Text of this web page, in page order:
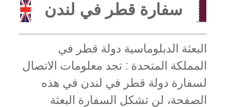
سفارة قطر في لندن
البعثة الدبلوماسية دولة قطر في
المملكة المتحدة : تجد معلومات الاتصال
لسفارة دولة قطر في لندن في هذه
الصفحة، لن تشكل السفارة البعثة